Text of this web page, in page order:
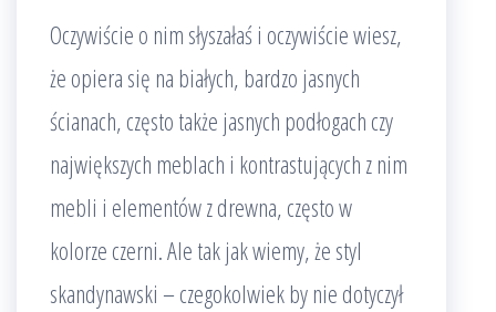
Oczywiście o nim słyszałaś i oczywiście wiesz,
że opiera się na białych, bardzo jasnych
ścianach, często także jasnych podłogach czy
największych meblach i kontrastujących z nim
mebli i elementów z drewna, często w
kolorze czerni. Ale tak jak wiemy, że styl
skandynawski – czegokolwiek by nie dotyczył